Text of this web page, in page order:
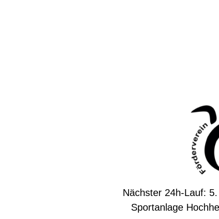
Nächster 24h-Lauf:
Sportanlage